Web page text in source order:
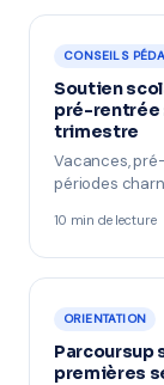
CONSEILS
Soutien
pré-rentrée
trimestre
Vacances,
périodes
10 min de lecture
ORIENTATION
Parcoursup
premières